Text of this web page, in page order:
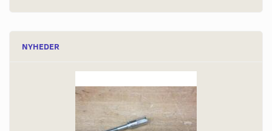
NYHEDER